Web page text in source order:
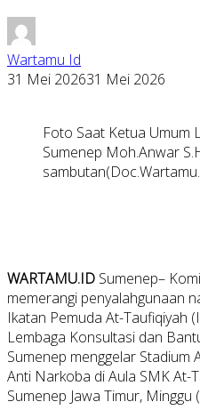
Wartamu Id
31 Mei 202631 Mei 2026
Foto Saat Ketua Umum
Sumenep Moh.Anwar
WARTAMU.ID Sumenep–
memerangi penyalahgunaan
Ikatan Pemuda At-Taufiqiyah
Lembaga Konsultasi dan
Sumenep menggelar
Anti Narkoba di Aula SMK At-
Sumenep Jawa Timur, Minggu